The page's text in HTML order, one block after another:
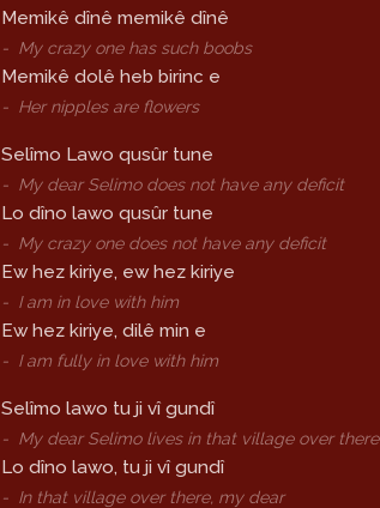
Memikê dînê memikê dînê
- My crazy one has such boobs
Memikê dolê heb birinc e
- Her nipples are flowers
Selîmo Lawo qusûr tune
- My dear Selimo does not have any deficit
Lo dîno lawo qusûr tune
- My crazy one does not have any deficit
Ew hez kiriye, ew hez kiriye
- I am in love with him
Ew hez kiriye, dilê min e
- I am fully in love with him
Selîmo lawo tu ji vî gundî
- My dear Selimo lives in that village over there
Lo dîno lawo, tu ji vî gundî
- In that village over there, my dear